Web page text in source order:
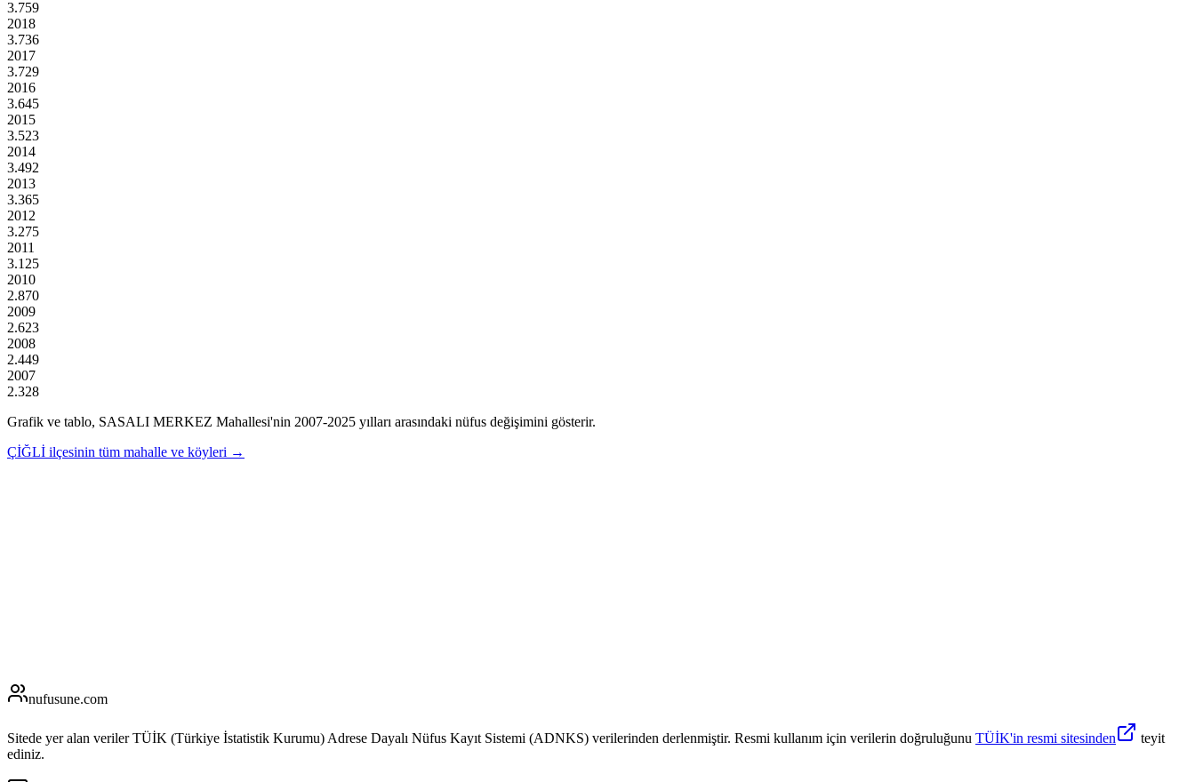
3.759
2018
3.736
2017
3.729
2016
3.645
2015
3.523
2014
3.492
2013
3.365
2012
3.275
2011
3.125
2010
2.870
2009
2.623
2008
2.449
2007
2.328
Grafik ve tablo, SASALI MERKEZ Mahallesi'nin 2007-2025 yılları arasındaki nüfus değişimini gösterir.
ÇİĞLİ ilçesinin tüm mahalle ve köyleri →
nufusune.com
Sitede yer alan veriler TÜİK (Türkiye İstatistik Kurumu) Adrese Dayalı Nüfus Kayıt Sistemi (ADNKS) verilerinden derlenmiştir. Resmi kullanım için verilerin doğruluğunu TÜİK'in resmi sitesinden
teyit
ediniz.